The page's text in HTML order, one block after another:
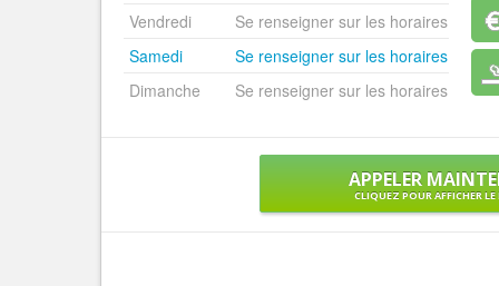
Vendredi
Se renseigner sur les horaires
Samedi
Se renseigner sur les horaires
Dimanche
Se renseigner sur les horaires
APPELER
CLIQUEZ POUR AFFICHER